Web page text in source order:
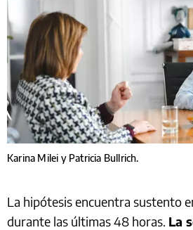
Karina Milei y Patricia Bullrich.
La hipótesis encuentra sustento
durante las últimas 48 horas. La